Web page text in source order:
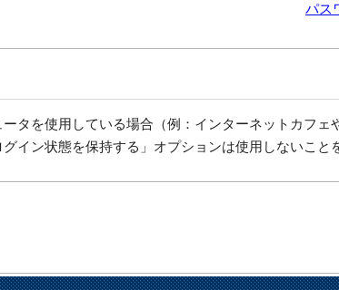
パス
タを使用している場合（例：インターネットカフェ
イン状態を保持する」オプションは使用しないこと